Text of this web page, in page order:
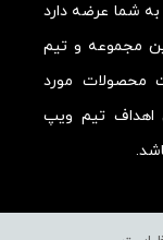
شما عرضه دارد
مجموعه و تیم
محصولات مورد
اهداف تیم ویپ